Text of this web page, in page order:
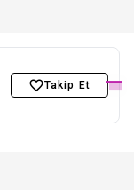
Takip Et